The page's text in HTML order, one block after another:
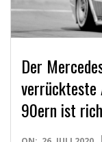
N
G
TDer
verrückteste
90ern ist